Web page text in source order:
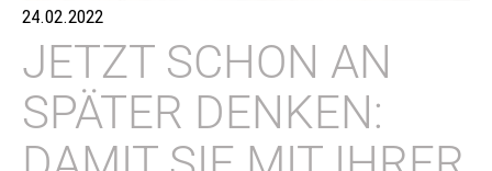
24.02.2022
JETZT SCHON AN
SPÄTER DENKEN: